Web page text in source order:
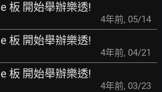
板 開始舉辦樂透!
4年前, 05/14
板 開始舉辦樂透!
4年前, 04/21
板 開始舉辦樂透!
4年前, 03/23